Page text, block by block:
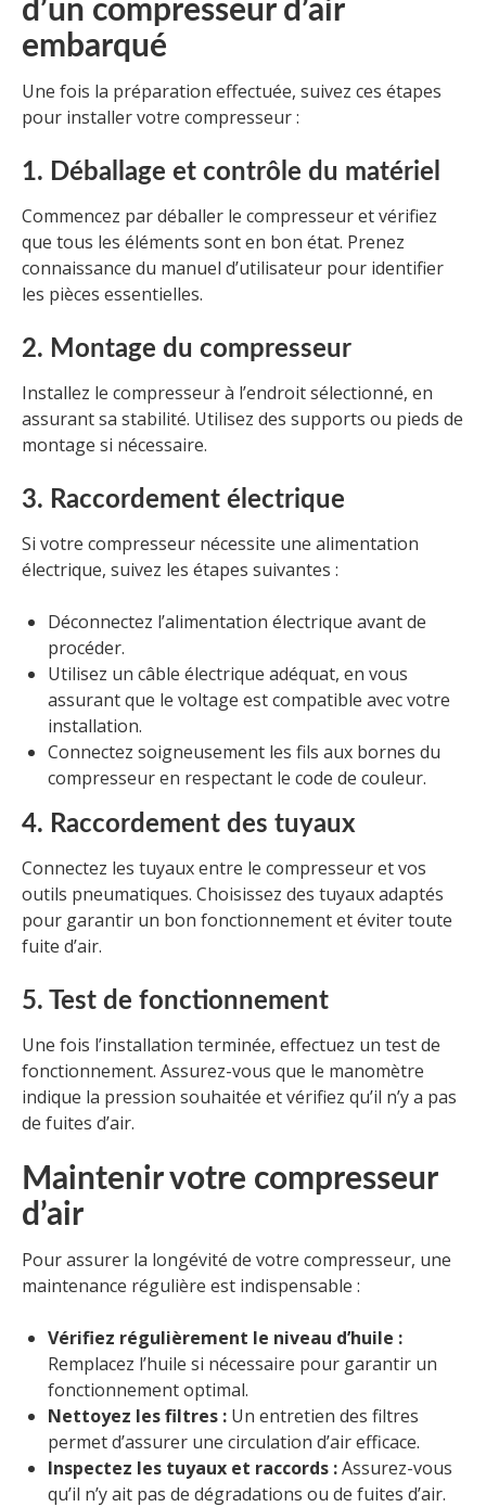
d’un compresseur d’air
embarqué
Une fois la préparation effectuée, suivez ces étapes
pour installer votre compresseur :
1. Déballage et contrôle du matériel
Commencez par déballer le compresseur et vérifiez
que tous les éléments sont en bon état. Prenez
connaissance du manuel d’utilisateur pour identifier
les pièces essentielles.
2. Montage du compresseur
Installez le compresseur à l’endroit sélectionné, en
assurant sa stabilité. Utilisez des supports ou pieds de
montage si nécessaire.
3. Raccordement électrique
Si votre compresseur nécessite une alimentation
électrique, suivez les étapes suivantes :
Déconnectez l’alimentation électrique avant de
procéder.
Utilisez un câble électrique adéquat, en vous
assurant que le voltage est compatible avec votre
installation.
Connectez soigneusement les fils aux bornes du
compresseur en respectant le code de couleur.
4. Raccordement des tuyaux
Connectez les tuyaux entre le compresseur et vos
outils pneumatiques. Choisissez des tuyaux adaptés
pour garantir un bon fonctionnement et éviter toute
fuite d’air.
5. Test de fonctionnement
Une fois l’installation terminée, effectuez un test de
fonctionnement. Assurez-vous que le manomètre
indique la pression souhaitée et vérifiez qu’il n’y a pas
de fuites d’air.
Maintenir votre compresseur
d’air
Pour assurer la longévité de votre compresseur, une
maintenance régulière est indispensable :
Vérifiez régulièrement le niveau d’huile :
Remplacez l’huile si nécessaire pour garantir un
fonctionnement optimal.
Nettoyez les filtres : Un entretien des filtres
permet d’assurer une circulation d’air efficace.
Inspectez les tuyaux et raccords :Assurez-vous
qu’il n’y ait pas de dégradations ou de fuites d’air.